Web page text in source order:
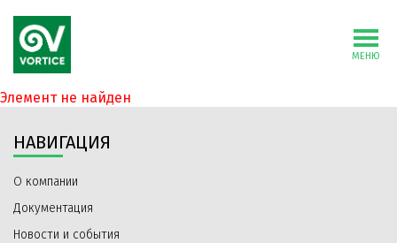
МЕНЮ
Элемент не найден
НАВИГАЦИЯ
О компании
Документация
Новости и события